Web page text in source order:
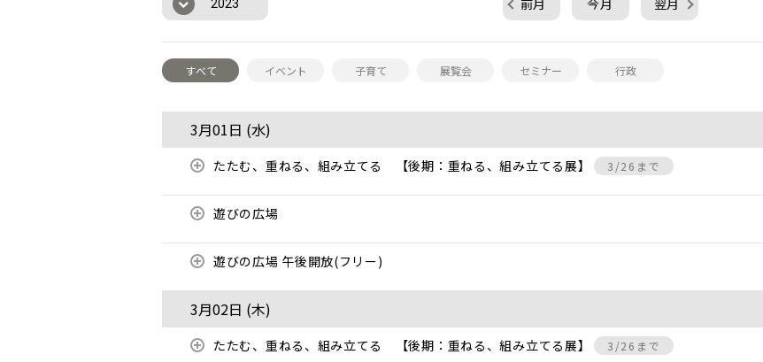
2023 前月 今月 翌月
すべて イベント 子育て 展覧会 セミナー 行政
3月01日 (水)
たたむ、重ねる、組み立てる 【後期：重ねる、組み立てる展】 3/26まで
遊びの広場
遊びの広場 午後開放(フリー)
3月02日 (木)
たたむ、重ねる、組み立てる 【後期：重ねる、組み立てる展】 3/26まで